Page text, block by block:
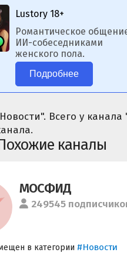
Lustory 18+
Романтическое
ИИ-собеседниками
женского пола.
Подробнее
Всего у
каналы
МОСФИД
249545
в категории #Новости